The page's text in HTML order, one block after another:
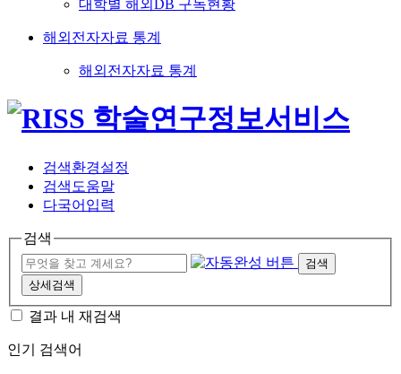
대학별 해외DB 구독현황
해외전자자료 통계
해외전자자료 통계
검색환경설정
검색도움말
다국어입력
검색
검색
상세검색
결과 내 재검색
인기 검색어